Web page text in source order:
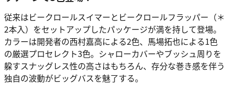
従来はビークロールスイマーとビークロールフラッパー（＊
2本入）をセットアップしたパッケージが満を持して登場。
カラーは開発者の西村嘉高による2色、馬場拓也による1色
の厳選プロセレクト3色。シャローカバーやブッシュ周りを
躱すスナッグレス性の高さはもちろん、存分な巻き感を伴う
独自の波動がビッグバスを魅了する。